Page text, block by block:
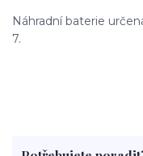
Náhradní baterie
7.